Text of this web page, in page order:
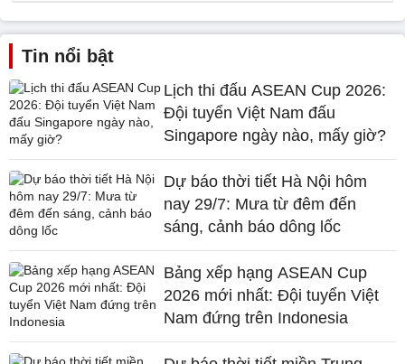
Tin nổi bật
Lịch thi đấu ASEAN Cup 2026:
Đội tuyển Việt Nam đấu
Singapore ngày nào, mấy giờ?
Dự báo thời tiết Hà Nội hôm
nay 29/7: Mưa từ đêm đến
sáng, cảnh báo dông lốc
Bảng xếp hạng ASEAN Cup
2026 mới nhất: Đội tuyển Việt
Nam đứng trên Indonesia